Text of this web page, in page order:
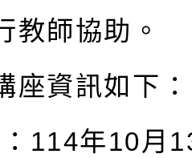
教師協助。
座資訊如下：
114年10月